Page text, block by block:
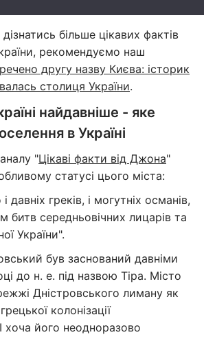
більше цікавих фактів
рекомендуємо наш
другу назву Києва: історик
столиця України.
найдавніше - яке
в Україні
"Цікаві факти від Джона"
статусі цього міста:
давніх греків, і могутніх османів,
битв середньовічних лицарів та
України".
був заснований давніми
до н. е. під назвою Тіра. Місто
Дністровського лиману як
колонізації
його неодноразово